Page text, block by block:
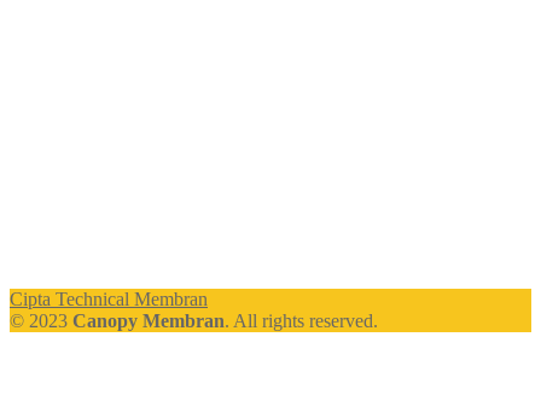
Cipta Technical Membran
© 2023 Canopy Membran. All rights reserved.